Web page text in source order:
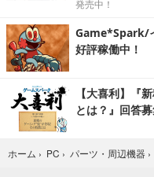
発売中！
Game*Spark/
好評稼働中！
【大喜利】『
とは？』回答募
ホーム › PC › パーツ・周辺機器 ›